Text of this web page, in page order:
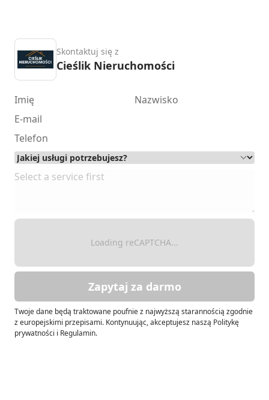
Skontaktuj się z
Cieślik Nieruchomości
Loading reCAPTCHA...
Zapytaj za darmo
Twoje dane będą traktowane poufnie z najwyższą starannością zgodnie
z europejskimi przepisami. Kontynuując, akceptujesz naszą Politykę
prywatności i Regulamin.